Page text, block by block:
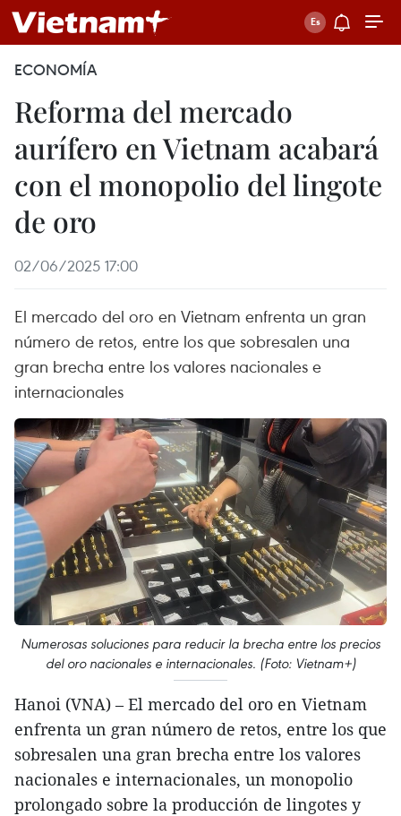
ECONOMÍA
Reforma del mercado
aurífero en Vietnam acabará
con el monopolio del lingote
de oro
02/06/2025 17:00
El mercado del oro en Vietnam enfrenta un gran
número de retos, entre los que sobresalen una
gran brecha entre los valores nacionales e
internacionales
Numerosas soluciones para reducir la brecha entre los precios
del oro nacionales e internacionales. (Foto: Vietnam+)
Hanoi (VNA) – El mercado del oro en Vietnam
enfrenta un gran número de retos, entre los que
sobresalen una gran brecha entre los valores
nacionales e internacionales, un monopolio
prolongado sobre la producción de lingotes y